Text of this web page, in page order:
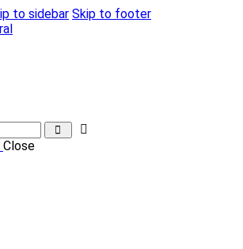
to sidebar Skip to footer
Close